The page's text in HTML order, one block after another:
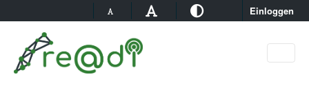
Einloggen